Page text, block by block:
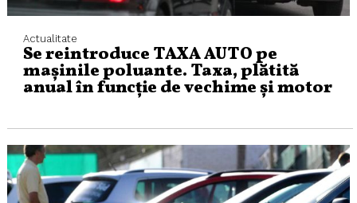
Actualitate
Se reintroduce TAXA AUTO pe
mașinile poluante. Taxa, plătită
anual în funcție de vechime și motor